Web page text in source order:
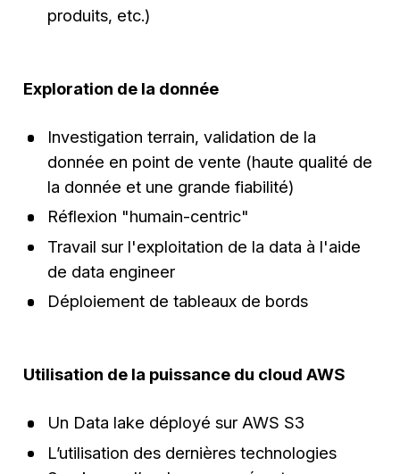
produits, etc.)
Exploration de la donnée
Investigation terrain, validation de la
donnée en point de vente (haute qualité de
la donnée et une grande fiabilité)
Réflexion "humain-centric"
Travail sur l'exploitation de la data à l'aide
de data engineer
Déploiement de tableaux de bords
Utilisation de la puissance du cloud AWS
Un Data lake déployé sur AWS S3
L’utilisation des dernières technologies